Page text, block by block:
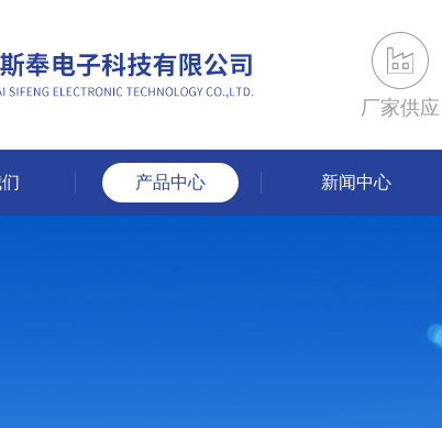
厂家供应
产品中心 新闻中心